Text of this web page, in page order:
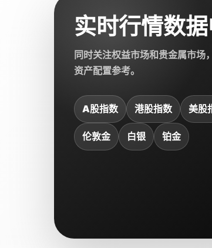
实时行情数
同时关注权益市场和贵金属市场
资产配置参考。
A股指数 港股指数 美股
伦敦金 白银 铂金